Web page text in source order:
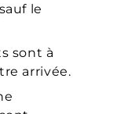
le
sont à
arrivée.